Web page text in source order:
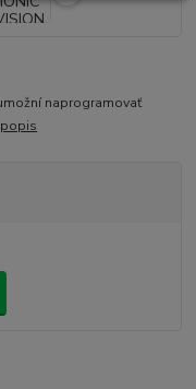
naprogramovať